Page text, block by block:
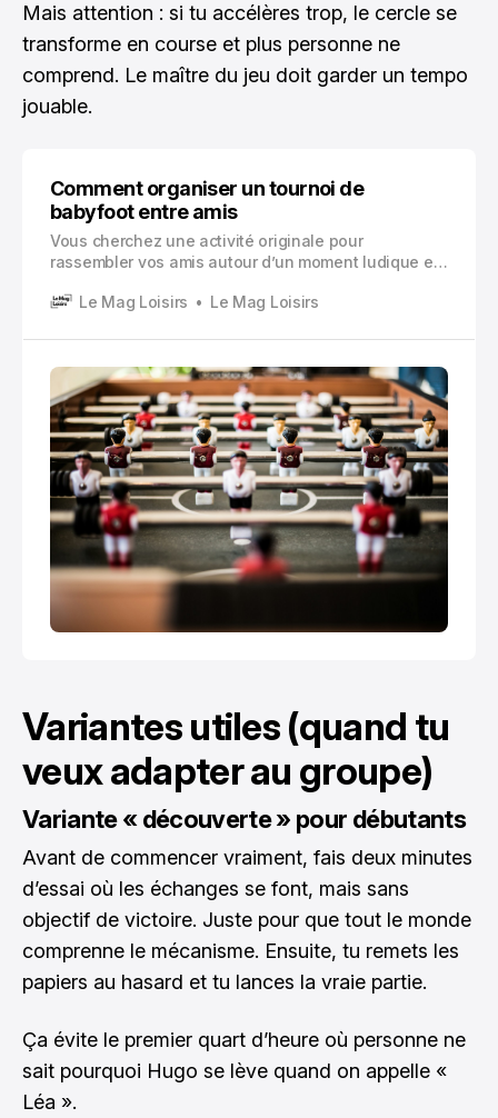
Mais attention : si tu accélères trop, le cercle se
transforme en course et plus personne ne
comprend. Le maître du jeu doit garder un tempo
jouable.
Comment organiser un tournoi de
babyfoot entre amis
Vous cherchez une activité originale pour
rassembler vos amis autour d’un moment ludique et
amis représente une excellente opportunité de créer
Le Mag Loisirs Le Mag Loisirs
Variantes utiles (quand tu
veux adapter au groupe)
Variante « découverte » pour débutants
Avant de commencer vraiment, fais deux minutes
d’essai où les échanges se font, mais sans
objectif de victoire. Juste pour que tout le monde
comprenne le mécanisme. Ensuite, tu remets les
papiers au hasard et tu lances la vraie partie.
Ça évite le premier quart d’heure où personne ne
sait pourquoi Hugo se lève quand on appelle «
Léa ».